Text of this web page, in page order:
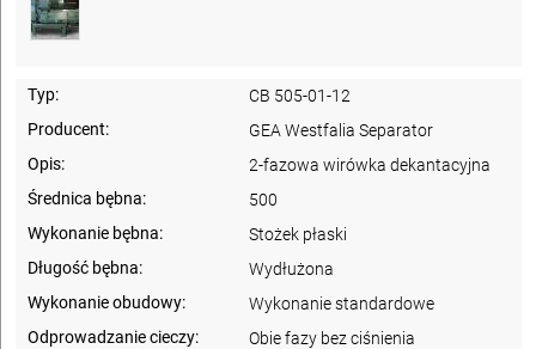
Typ:
CB 505-01-12
Producent:
GEA Westfalia Separator
Opis:
2-fazowa wirówka dekantacyjna
Średnica bębna:
500
Wykonanie bębna:
Stożek płaski
Długość bębna:
Wydłużona
Wykonanie obudowy:
Wykonanie standardowe
Odprowadzanie cieczy:
Obie fazy bez ciśnienia